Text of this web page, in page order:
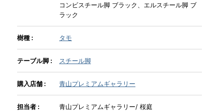
INFORMATION
MOKUBA CHANNEL
よくあるご質問
コンビスチール脚 ブラック、エルスチール脚 ブ
ラック
樹種 : タモ
テーブル脚 : スチール脚
購入店舗 : 青山プレミアムギャラリー
担当者 : 青山プレミアムギャラリー/ 桜庭